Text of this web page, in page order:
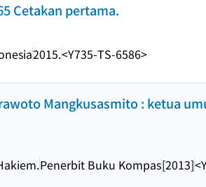
Cetakan pertama.
2015.<Y735-TS-6586>
Mangkusasmito : ketua
Penerbit Buku Kompas[2013]